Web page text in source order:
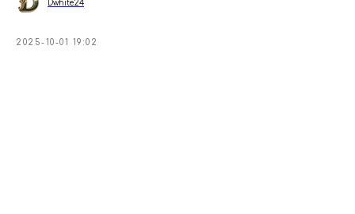
Dwhite24
2025-10-01 19:02